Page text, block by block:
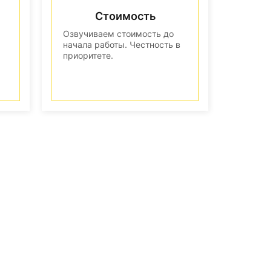
Стоимость
Озвучиваем стоимость до
начала работы. Честность в
приоритете.